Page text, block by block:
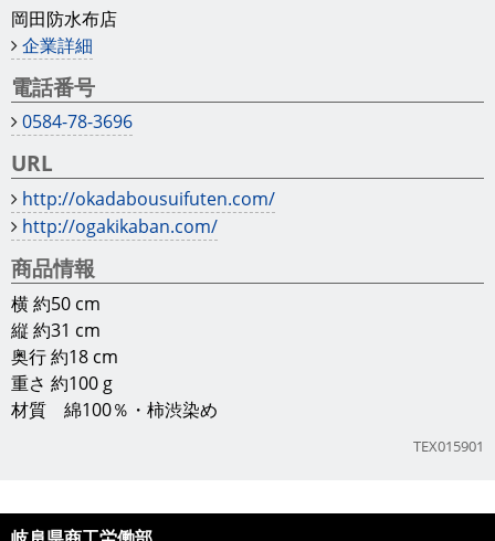
岡田防水布店
企業詳細
電話番号
0584-78-3696
URL
http://okadabousuifuten.com/
http://ogakikaban.com/
商品情報
横 約50 cm
縦 約31 cm
奥行 約18 cm
重さ 約100 g
材質 綿100％・柿渋染め
TEX015901